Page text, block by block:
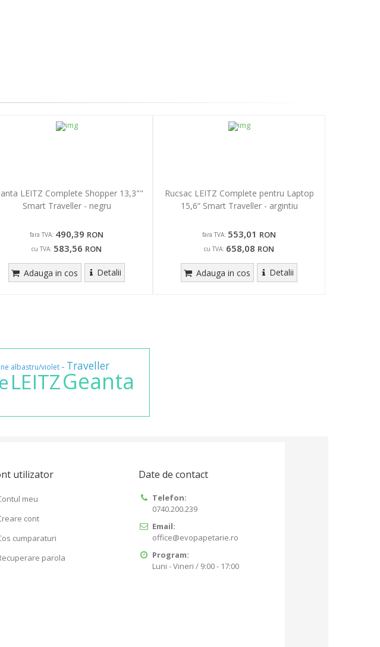
LEITZ Complete Shopper 13,3""
Smart Traveller - negru
fara TVA: 490,39 RON
cu TVA: 583,56 RON
Adauga in cos Detalii
Rucsac LEITZ Complete pentru Laptop
15,6“ Smart Traveller - argintiu
fara TVA: 553,01 RON
cu TVA: 658,08 RON
Adauga in cos Detalii
albastru/violet - Traveller
LEITZGeanta
utilizator
meu
cont
cumparaturi
parola
Date de contact
Telefon:
0740.200.239
Email:
office@evopapetarie.ro
Program:
Luni - Vineri / 9:00 - 17:00